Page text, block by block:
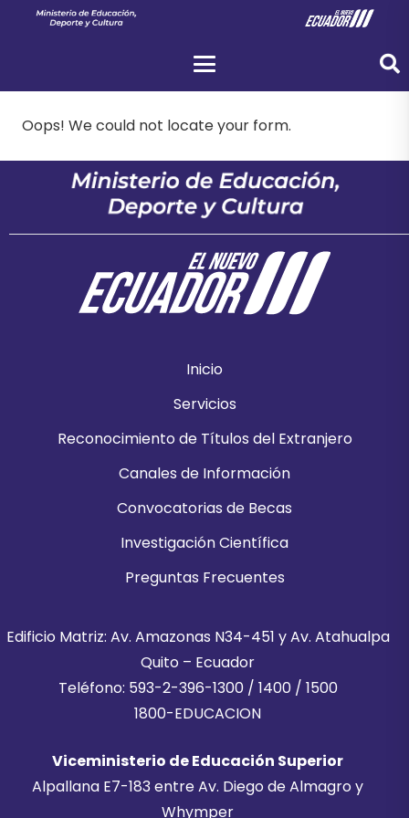
Oops! We could not locate your form.
Inicio
Servicios
Reconocimiento de Títulos del Extranjero
Canales de Información
Convocatorias de Becas
Investigación Científica
Preguntas Frecuentes
Edificio Matriz: Av. Amazonas N34-451 y Av. Atahualpa
Quito – Ecuador
Teléfono: 593-2-396-1300 / 1400 / 1500
1800-EDUCACION
Viceministerio de Educación Superior
Alpallana E7-183 entre Av. Diego de Almagro y
Whymper